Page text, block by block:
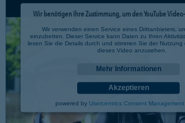
Wir benötigen Ihre Zustimmung, um den YouTube
Wir verwenden einen Service eines Drittanbieters,
einzubetten. Dieser Service kann Daten zu Ihren
lesen Sie die Details durch und stimmen Sie der Nutzung
dieses Video anzusehen.
Mehr Informationen
Akzeptieren
powered by Usercentrics Consent